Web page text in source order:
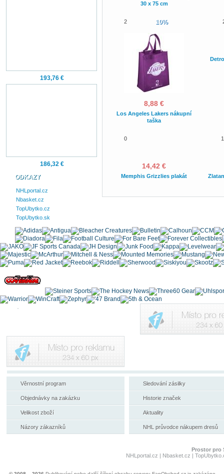
193,76 €
186,32 €
ODKAZY
NHLportal.cz
Nbasket.cz
TopUbytko.cz
TopUbytko.sk
30 x 75 cm
2 10%
8,88 €
Los Angeles Lakers nákupní
taška
0
14,42 €
Memphis Grizzlies plakát
Věrnostní program
Objednávky na zakázku
Velikost zboží
Názory zákazníků
Sledování zásilky
Historie značek
Aktuality
NHL průvodce nákupem dresů
Prostor pro
NHLportal.cz | Nbasket.cz |